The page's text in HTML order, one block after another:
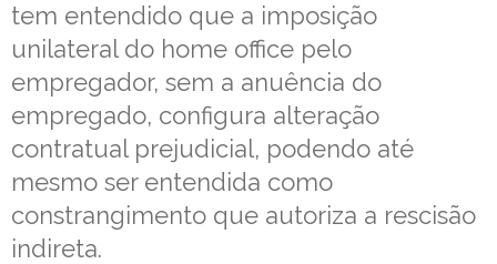
tem entendido que a imposição
unilateral do home office pelo
empregador, sem a anuência do
empregado, configura alteração
contratual prejudicial, podendo até
mesmo ser entendida como
constrangimento que autoriza a rescisão
indireta.